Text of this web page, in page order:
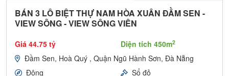
BÁN 3 LÔ BIỆT THỰ NAM HÒA XUÂN ĐẦM SEN -
VIEW SÔNG - VIEW SÔNG VIÊN
Giá 44.75 tỷ Diện tích 450m2
Đầm Sen, Hoà Quý , Quận Ngũ Hành Sơn, Đà Nẵng
Đông
Sổ đỏ